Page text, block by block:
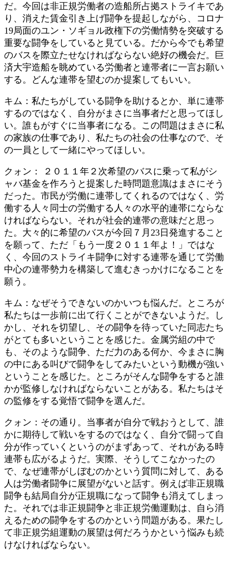
だ。今回は非正規労働者の造船所占拠ストライキであ
り、消えた賃金引き上げ闘争を提起しながら、コロナ
19局面のユン・ソギョル政権下の労働情勢を突破する
重要な闘争をしていると見ている。だから今でも希望
のバスを際立たせなければならない絶好の機会だ。巨
済大宇造船を眺めている労働者と連帯者に一言お願い
する。どんな連帯を望むのか提案してもいい。
キム：私たちがしている闘争を助けるとか、単に連帯
するのではなく、自分がまさに当事者だと思ってほし
い。誰もがすぐに当事者になる。この問題はまさに私
の家族の仕事であり、私たちの社会の仕事なので、そ
の一員として一緒にやってほしい。
クォン： ２０１１年２次希望のバスに乗って私がシ
ャバ基金を作ろうと提案した時問題意識はまさにそう
だった。市民が労働に連帯してくれるのではなく、労
働する人々同士の労働する人々の水平的連帯にならな
ければならない。それが社会的連帯の意味だと思っ
た。大々的に希望のバスが今回７月23日発進すること
を願って、ただ「もう一度２０１１年よ！」ではな
く、今回のストライキ闘争に対する連帯を通じて労働
中心の連帯勢力を構築して進むきっかけになることを
願う。
キム：なぜそうできないのかいつも悩んだ。ところが
私たちは一歩前に出て行くことができないようだ。し
かし、それを切望し、その闘争を待っていた同志たち
がとても多いということを感じた。金属労組の中で
も、そのような闘争、ただ力のある何か、今まさに胸
の中にある叫びで闘争をしてみたいという動機が強い
ということを感じた。ところがそんな闘争をすると誰
かが監修しなければならないことがある。私たちはそ
の監修をする覚悟で闘争を選んだ。
クォン：その通り。当事者が自分で戦おうとして、誰
かに期待して戦いをするのではなく、自分で闘って自
分が作っていくというのがまずあって、それがある時
連帯も広がるようだ。実際、そうしてこなかったの
で、なぜ連帯がしぼむのかという質問に対して、ある
人は労働者闘争に展望がないと話す。例えば非正規職
闘争も結局自分が正規職になって闘争も消えてしまっ
た。それでは非正規闘争と非正規労働運動は、自ら消
えるための闘争をするのかという問題がある。果たし
て非正規労組運動の展望は何だろうかという悩みも続
けなければならない。